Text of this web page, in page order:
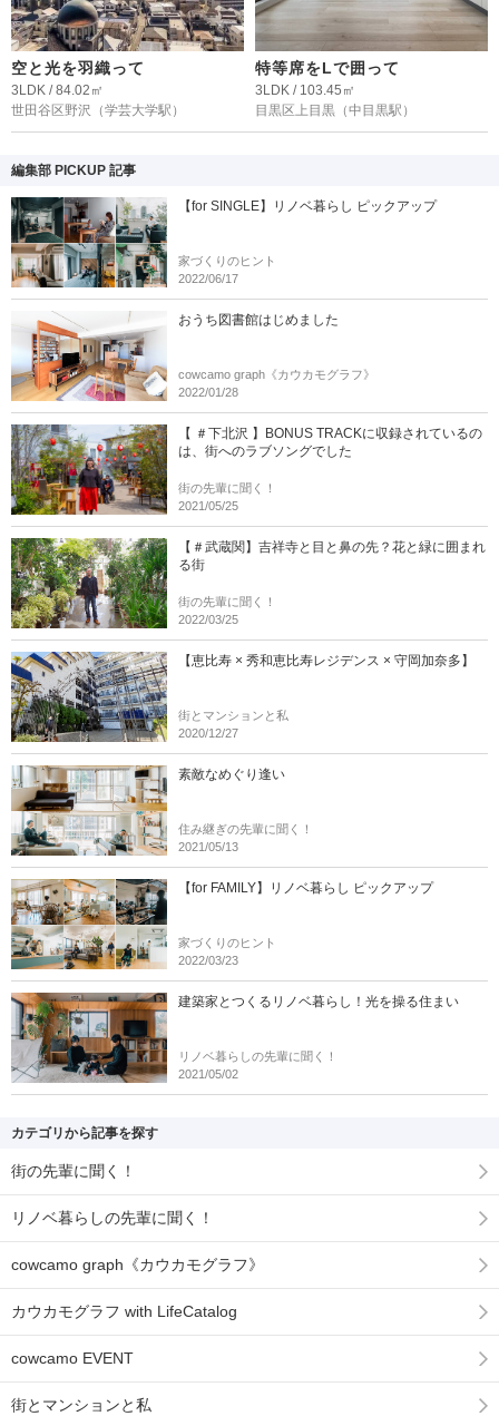
空と光を羽織って
3LDK / 84.02㎡
世田谷区野沢 （学芸大学駅）
特等席をLで囲って
3LDK / 103.45㎡
目黒区上目黒 （中目黒駅）
編集部 PICKUP 記事
【for SINGLE】リノベ暮らし ピックアップ
家づくりのヒント
2022/06/17
おうち図書館はじめました
cowcamo graph《カウカモグラフ》
2022/01/28
【 ＃下北沢 】BONUS TRACKに収録されているの
は、街へのラブソングでした
街の先輩に聞く！
2021/05/25
【＃武蔵関】吉祥寺と目と鼻の先？花と緑に囲まれ
る街
街の先輩に聞く！
2022/03/25
【恵比寿 × 秀和恵比寿レジデンス × 守岡加奈多】
街とマンションと私
2020/12/27
素敵なめぐり逢い
住み継ぎの先輩に聞く！
2021/05/13
【for FAMILY】リノベ暮らし ピックアップ
家づくりのヒント
2022/03/23
建築家とつくるリノベ暮らし！光を操る住まい
リノベ暮らしの先輩に聞く！
2021/05/02
カテゴリから記事を探す
街の先輩に聞く！
リノベ暮らしの先輩に聞く！
cowcamo graph《カウカモグラフ》
カウカモグラフ with LifeCatalog
cowcamo EVENT
街とマンションと私